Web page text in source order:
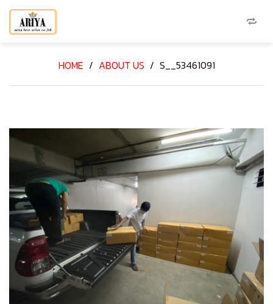
HOME / ABOUT US / S__53461091